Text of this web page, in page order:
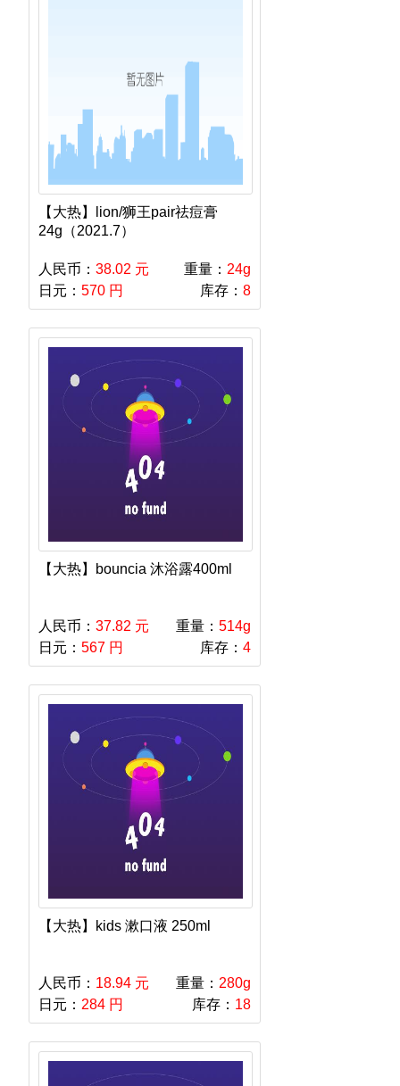
【大热】lion/狮王pair祛痘膏
24g（2021.7）
人民币： 38.02 元 重量： 24g
日元： 570 円 库存： 8
【大热】bouncia 沐浴露400ml
人民币： 37.82 元 重量： 514g
日元： 567 円 库存： 4
【大热】kids 漱口液 250ml
人民币： 18.94 元 重量： 280g
日元： 284 円 库存： 18